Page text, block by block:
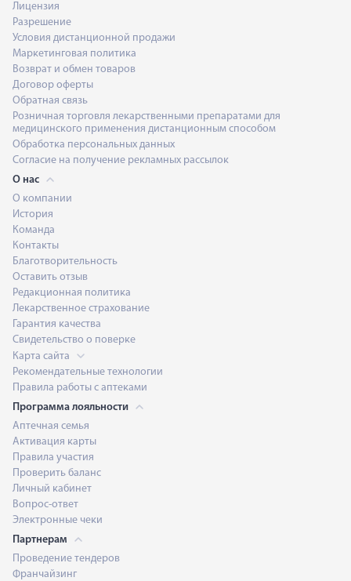
Лицензия
Разрешение
Условия дистанционной продажи
Маркетинговая политика
Возврат и обмен товаров
Договор оферты
Обратная связь
Розничная торговля лекарственными препаратами для
медицинского применения дистанционным способом
Обработка персональных данных
Согласие на получение рекламных рассылок
О нас
О компании
История
Команда
Контакты
Благотворительность
Оставить отзыв
Редакционная политика
Лекарственное страхование
Гарантия качества
Свидетельство о поверке
Карта сайта
Рекомендательные технологии
Правила работы с аптеками
Программа лояльности
Аптечная семья
Активация карты
Правила участия
Проверить баланс
Личный кабинет
Вопрос-ответ
Электронные чеки
Партнерам
Проведение тендеров
Франчайзинг